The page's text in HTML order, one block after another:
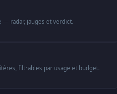
— radar, jauges et verdict.
filtrables par usage et budget.